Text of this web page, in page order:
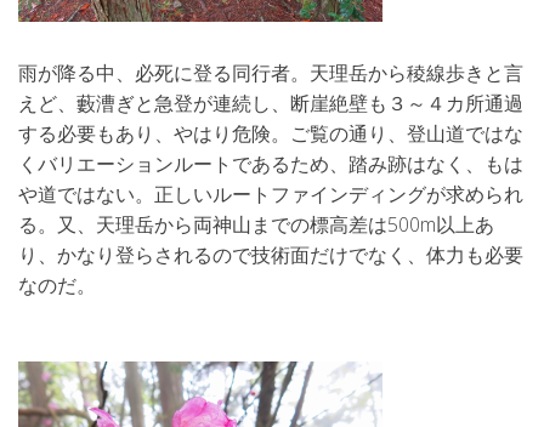
雨が降る中、必死に登る同行者。天理岳から稜線歩きと言
えど、藪漕ぎと急登が連続し、断崖絶壁も３～４カ所通過
する必要もあり、やはり危険。ご覧の通り、登山道ではな
くバリエーションルートであるため、踏み跡はなく、もは
や道ではない。正しいルートファインディングが求められ
る。又、天理岳から両神山までの標高差は500m以上あ
り、かなり登らされるので技術面だけでなく、体力も必要
なのだ。